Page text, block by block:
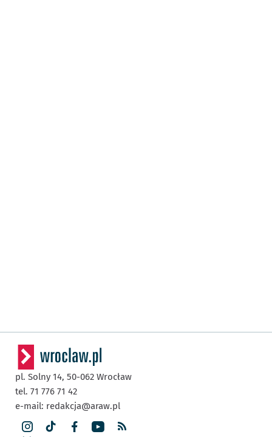
pl. Solny 14, 50-062 Wrocław
tel. 71 776 71 42
e-mail: redakcja@araw.pl